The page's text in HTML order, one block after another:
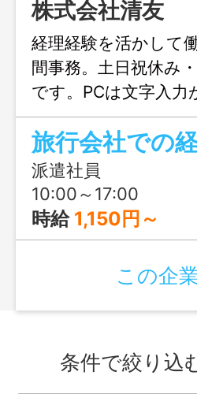
株式会社清友
経理経験を活かして
間事務。土日祝休み
です。PCは文字入
駐車場あり、紹介予
です。
旅行会社での
派遣社員
10:00～17:00
時給 1,150円～
この企
条件で絞り込